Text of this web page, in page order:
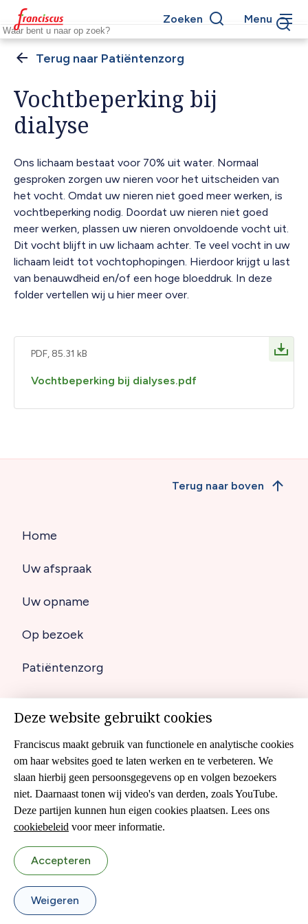
Overslaan
en
naar
gaan
Keywords
Zoeken Menu
Patiëntenzorg
Vochtbeperking bij
dialyse
Ons lichaam bestaat voor 70% uit water. Normaal
gesproken zorgen uw nieren voor het uitscheiden van
het vocht. Omdat uw nieren niet goed meer werken, is
vochtbeperking nodig. Doordat uw nieren niet goed
meer werken, plassen uw nieren onvoldoende vocht uit.
Dit vocht blijft in uw lichaam achter. Te veel vocht in uw
lichaam leidt tot vochtophopingen. Hierdoor krijgt u last
van benauwdheid en/of een hoge bloeddruk. In deze
folder vertellen wij u hier meer over.
PDF, 85.31 kB
Vochtbeperking bij dialyses.pdf
(footer)
Home
Uw afspraak
Uw opname
Op bezoek
Patiëntenzorg
Footer
navigation
Disclaimer
Cookies
Cliëntenraad
Colofon
Sitemap
Privacyverklaring
Volg ons op:
Terug naar boven
Deze website gebruikt cookies
Franciscus maakt gebruik van functionele en analytische cookies
om haar websites goed te laten werken en te verbeteren. We
slaan hierbij geen persoonsgegevens op en volgen bezoekers
niet. Daarnaast tonen wij video's van derden, zoals YouTube.
Deze partijen kunnen hun eigen cookies plaatsen. Lees ons
cookiebeleid voor meer informatie.
Accepteren
Weigeren